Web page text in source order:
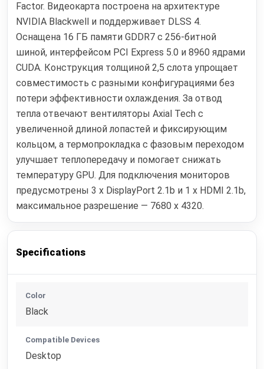
Factor. Видеокарта построена на архитектуре
NVIDIA Blackwell и поддерживает DLSS 4.
Оснащена 16 ГБ памяти GDDR7 с 256-битной
шиной, интерфейсом PCI Express 5.0 и 8960 ядрами
CUDA. Конструкция толщиной 2,5 слота упрощает
совместимость с разными конфигурациями без
потери эффективности охлаждения. За отвод
тепла отвечают вентиляторы Axial Tech с
увеличенной длиной лопастей и фиксирующим
кольцом, а термопрокладка с фазовым переходом
улучшает теплопередачу и помогает снижать
температуру GPU. Для подключения мониторов
предусмотрены 3 x DisplayPort 2.1b и 1 x HDMI 2.1b,
максимальное разрешение — 7680 x 4320.
Specifications
Color
Black
Compatible Devices
Desktop